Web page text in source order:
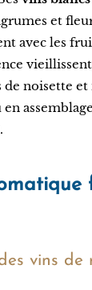
et
avec les
vieillissent
de noisette
vins de